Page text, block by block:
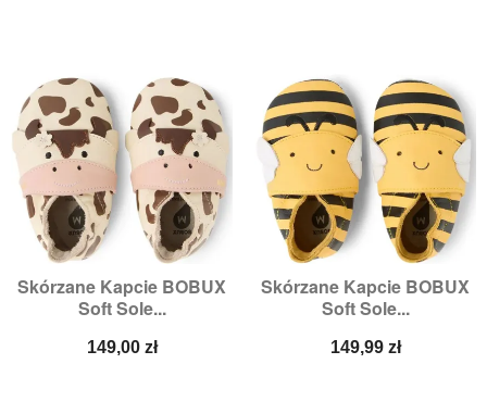
Skórzane Kapcie BOBUX
Soft Sole...
Cena
149,00 zł
Skórzane Kapcie BOBUX
Soft Sole...
Cena
149,99 zł